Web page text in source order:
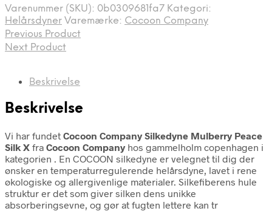
Varenummer (SKU): 0b0309681fa7 Kategori:
Helårsdyner Varemærke: Cocoon Company
Previous Product
Next Product
Beskrivelse
Beskrivelse
Vi har fundet Cocoon Company Silkedyne Mulberry Peace
Silk X fra Cocoon Companyhos gammelholm copenhagen i
kategorien . En COCOON silkedyne er velegnet til dig der
ønsker en temperaturregulerende helårsdyne, lavet i rene
økologiske og allergivenlige materialer. Silkefiberens hule
struktur er det som giver silken dens unikke
absorberingsevne, og gør at fugten lettere kan tr